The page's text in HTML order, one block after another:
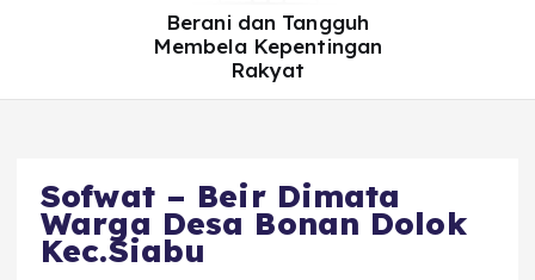
Berani dan Tangguh
Membela Kepentingan
Rakyat
Sofwat – Beir Dimata
Warga Desa Bonan Dolok
Kec.Siabu